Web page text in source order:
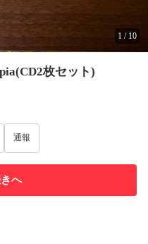
1 / 10
枚セット)
通報
へ